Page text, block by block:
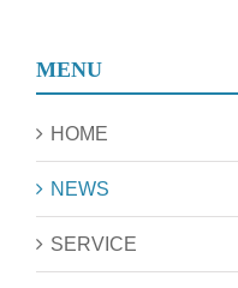
MENU
HOME
NEWS
SERVICE